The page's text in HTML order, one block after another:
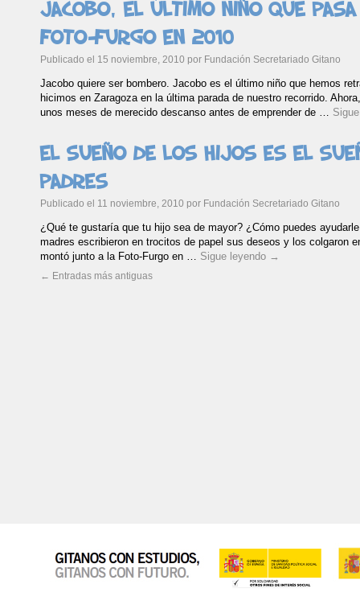
Jacobo, el último niño que
Foto-furgo en 2010
Publicado el 15 noviembre, 2010 por Fundación Secretariado Gitano
Jacobo quiere ser bombero. Jacobo es el último niño que hemos
hicimos en Zaragoza en la última parada de nuestro recorrido.
unos meses de merecido descanso antes de emprender de …
El sueño de los hijos es el
padres
Publicado el 11 noviembre, 2010 por Fundación Secretariado Gitano
¿Qué te gustaría que tu hijo sea de mayor? ¿Cómo puedes
madres escribieron en trocitos de papel sus deseos y los colgaron
montó junto a la Foto-Furgo en … Sigue leyendo →
← Entradas más antiguas